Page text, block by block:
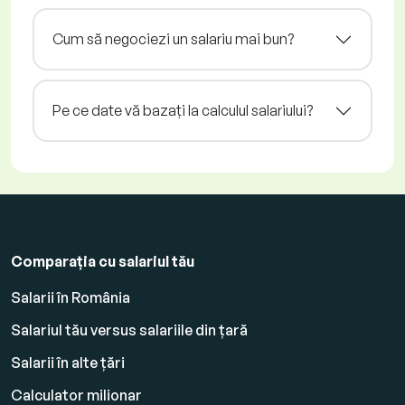
Cum să negociezi un salariu mai bun?
Pe ce date vă bazați la calculul salariului?
Comparația cu salariul tău
Salarii în România
Salariul tău versus salariile din țară
Salarii în alte țări
Calculator milionar